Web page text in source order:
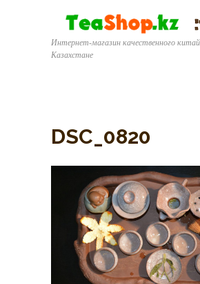
Интернет-магазин качественного
Казахстане
DSC_0820